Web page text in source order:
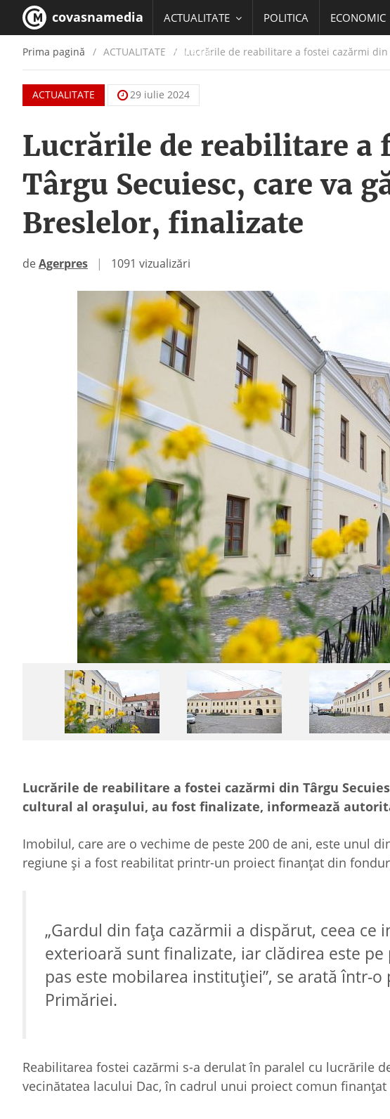
covasnamedia ACTUALITATE POLITICA ECONOMIC
EDUCATIE
Prima pagină ACTUALITATE / Lucrările de reabilitare a fostei cazărmi
ACTUALITATE 29 iulie 2024
Lucrările de reabilitare a
Târgu Secuiesc, care va
Breslelor, finalizate
deAgerpres | 1091 vizualizări
Lucrările de reabilitare a fostei cazărmi din Târgu
cultural al oraşului, au fost finalizate, informează
Imobilul, care are o vechime de peste 200 de ani, este unul
regiune şi a fost reabilitat printr-un proiect finanţat din
„Gardul din faţa cazărmii a dispărut, ceea
exterioară sunt finalizate, iar clădirea este
pas este mobilarea instituţiei”, se arată într-
Primăriei.
Reabilitarea fostei cazărmi s-a derulat în paralel cu lucrările
vecinătatea lacului Dac, în cadrul unui proiect comun